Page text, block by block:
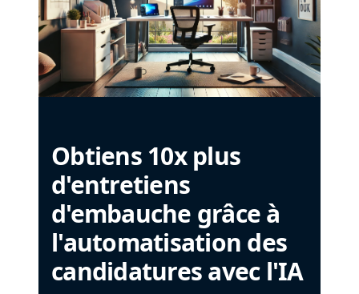
Obtiens 10x plus
d'entretiens
d'embauche grâce à
l'automatisation des
candidatures avec l'IA